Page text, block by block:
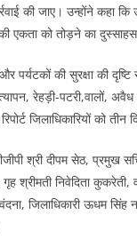
की जाए। उन्होंने कहा
एकता को तोड़ने का
की सुरक्षा की दृष्टि
रेहड़ी-
जिलाधिकारियों को
श्री दीपम सेठ, प्रमुख
श्रीमती निवेदिता
जिलाधिकारी ऊधम